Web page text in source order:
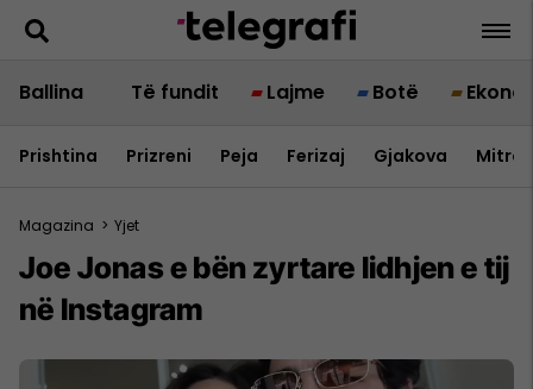
Ballina Të fundit Lajme Botë
Prishtina Prizreni Peja Ferizaj Gjakova
Magazina > Yjet
Joe Jonas e bën zyrtare lidhjen e tij
në Instagram